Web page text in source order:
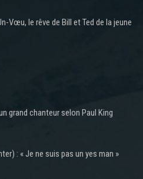
Vœu, le rêve de Bill et Ted de la jeune
grand chanteur selon Paul King
: « Je ne suis pas un yes man »